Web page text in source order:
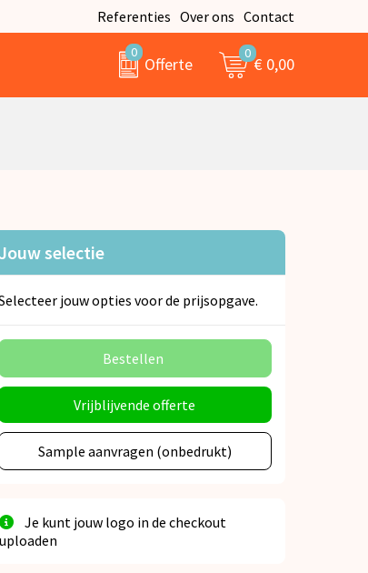
Referenties Over ons Contact
0
Offerte
0
€ 0,00
Jouw selectie
jouw opties voor de prijsopgave.
Bestellen
Vrijblijvende offerte
Sample aanvragen (onbedrukt)
Je kunt jouw logo in de checkout
uploaden